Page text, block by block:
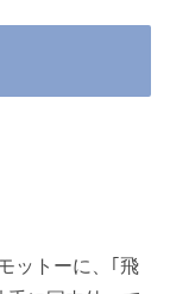
ットーに、｢飛